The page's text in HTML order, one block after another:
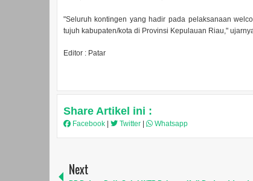
"Seluruh kontingen yang hadir pada pelaksanaan
tujuh kabupaten/kota di Provinsi Kepulauan Riau,"
Editor : Patar
Share Artikel ini :
Facebook Twitter Whatsapp
Next